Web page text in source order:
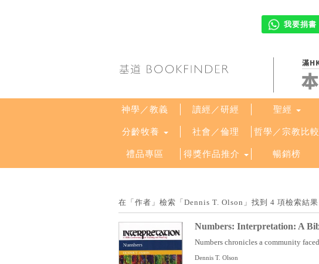
我要捐書
滿
神學／教義 讀經／研經 聖經
分齡牧養 社會／倫理 哲學／宗教比較
禮品專區 得獎作品推介 暢銷榜
在「作者」檢索「Dennis T. Olson」找到 4 項檢索結果
Numbers: Interpretation: A
Numbers chronicles a community
Dennis T. Olson